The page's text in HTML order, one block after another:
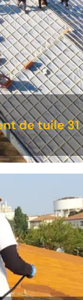
de tuile 31